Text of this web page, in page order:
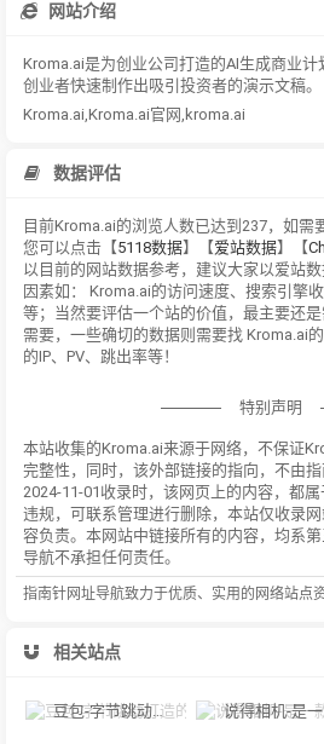
网站介绍
Kroma.ai是为创业公司打造的AI生成商业
创业者快速制作出吸引投资者的演示文稿。
Kroma.ai,Kroma.ai官网,kroma.ai
数据评估
目前Kroma.ai的浏览人数已达到237，如需
您可以点击【5118数据】【爱站数据】【
以目前的网站数据参考，建议大家以爱站
因素如： Kroma.ai的访问速度、搜索引擎
等；当然要评估一个站的价值，最主要还
需要，一些确切的数据则需要找 Kroma.ai
的IP、PV、跳出率等！
特别声明
本站收集的Kroma.ai来源于网络，不保证
完整性，同时，该外部链接的指向，不由
2024-11-01收录时，该网页上的内容，都
违规，可联系管理进行删除，本站仅收录
容负责。本网站中链接所有的内容，均系
导航不承担任何责任。
指南针网址导航致力于优质、实用的网络站点
相关站点
豆包-字节跳动打造的多功能AI对话工具 说得相机-是一款为口播视频创作者量身定制的智能拍摄工具